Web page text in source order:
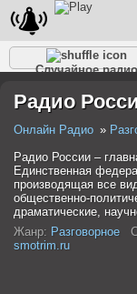
Случайное радио
Разговорное
Радио
Онлайн Радио
Радио России –
Единственная
производящая все
общественно-
драматические,
Жанр: Разговорное
smotrim.ru